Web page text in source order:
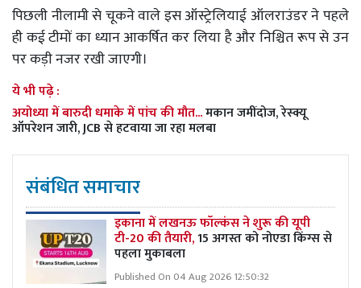
पिछली नीलामी से चूकने वाले इस ऑस्ट्रेलियाई ऑलराउंडर ने पहले
ही कई टीमों का ध्यान आकर्षित कर लिया है और निश्चित रूप से उन
पर कड़ी नजर रखी जाएगी।
ये भी पढ़े :
अयोध्या में बारुदी धमाके में पांच की मौत...मकान जमींदोज, रेस्क्यू
ऑपरेशन जारी, JCB से हटवाया जा रहा मलबा
संबंधित समाचार
इकाना में लखनऊ फॉल्कंस ने शुरू की यूपी
टी-20 की तैयारी,15 अगस्त को नोएडा किंग्स से
पहला मुकाबला
Published On 04 Aug 2026 12:50:32